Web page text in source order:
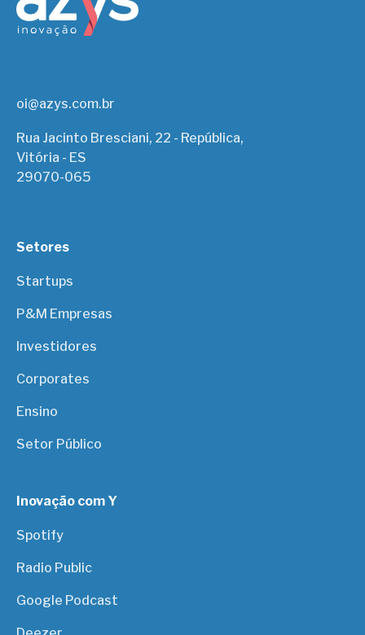
oi@azys.com.br
Rua Jacinto Bresciani, 22 - República,
Vitória - ES
29070-065
Setores
Startups
P&M Empresas
Investidores
Corporates
Ensino
Setor Público
Inovação com Y
Spotify
Radio Public
Google Podcast